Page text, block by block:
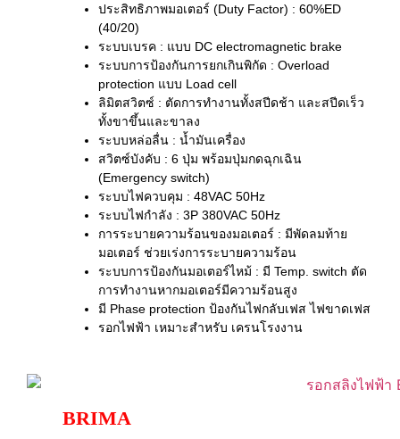
ประสิทธิภาพมอเตอร์ (Duty Factor) : 60%ED
(40/20)
ระบบเบรค : แบบ DC electromagnetic brake
ระบบการป้องกันการยกเกินพิกัด : Overload
protection แบบ Load cell
ลิมิตสวิตซ์ : ตัดการทำงานทั้งสปีดช้า และสปีดเร็ว
ทั้งขาขึ้นและขาลง
ระบบหล่อลื่น : น้ำมันเครื่อง
สวิตซ์บังคับ : 6 ปุ่ม พร้อมปุ่มกดฉุกเฉิน
(Emergency switch)
ระบบไฟควบคุม : 48VAC 50Hz
ระบบไฟกำลัง : 3P 380VAC 50Hz
การระบายความร้อนของมอเตอร์ : มีพัดลมท้าย
มอเตอร์ ช่วยเร่งการระบายความร้อน
ระบบการป้องกันมอเตอร์ไหม้ : มี Temp. switch ตัด
การทำงานหากมอเตอร์มีความร้อนสูง
มี Phase protection ป้องกันไฟกลับเฟส ไฟขาดเฟส
รอกไฟฟ้า เหมาะสำหรับ เครนโรงงาน
BRIMA